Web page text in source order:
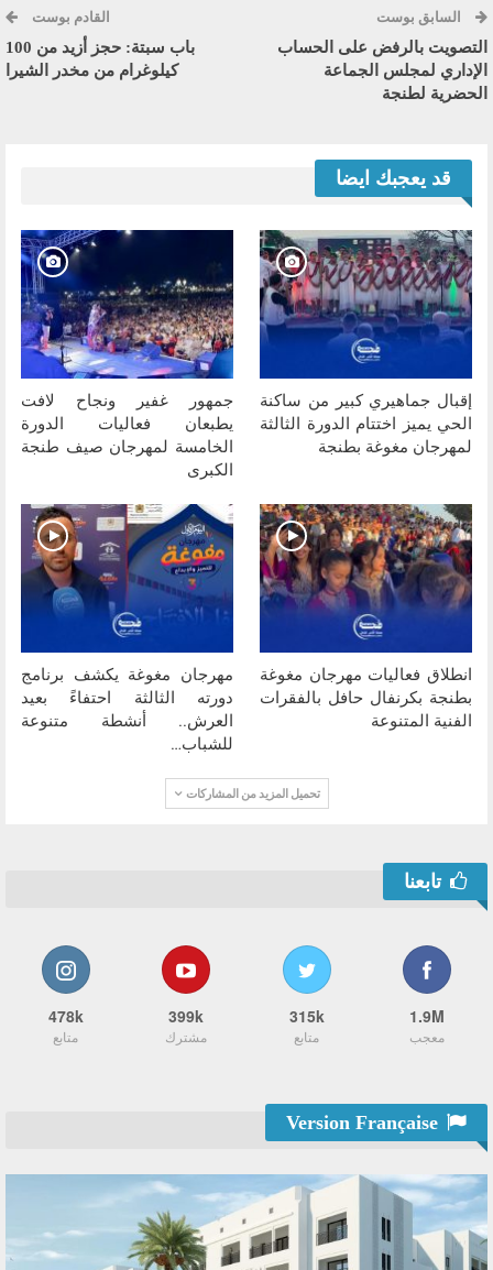
السابق بوست
التصويت بالرفض على الحساب
الإداري لمجلس الجماعة
الحضرية لطنجة
القادم بوست
باب سبتة: حجز أزيد من 100
كيلوغرام من مخدر الشيرا
قد يعجبك ايضا
إقبال جماهيري كبير من ساكنة
الحي يميز اختتام الدورة الثالثة
لمهرجان مغوغة بطنجة
جمهور غفير ونجاح لافت
يطبعان فعاليات الدورة
الخامسة لمهرجان صيف طنجة
الكبرى
انطلاق فعاليات مهرجان مغوغة
بطنجة بكرنفال حافل بالفقرات
الفنية المتنوعة
مهرجان مغوغة يكشف برنامج
دورته الثالثة احتفاءً بعيد
العرش.. أنشطة متنوعة
للشباب…
تحميل المزيد من المشاركات
تابعنا
1.9M
معجب
315k
متابع
399k
مشترك
478k
متابع